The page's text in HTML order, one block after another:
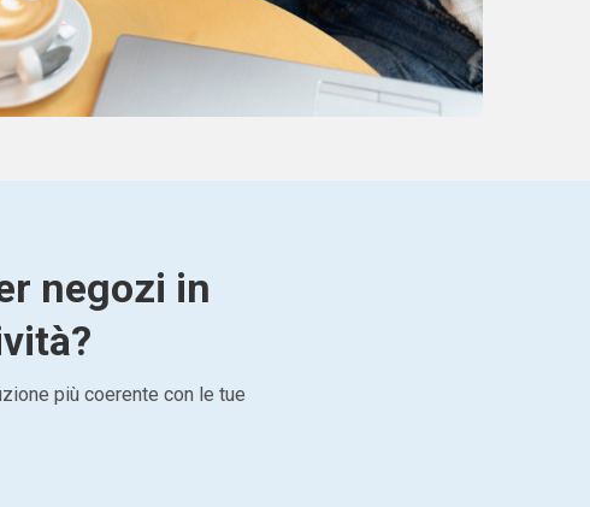
negozi in
più coerente con le tue